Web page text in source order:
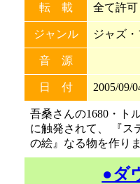
転 載 全て許可
ジャンル ジャズ
音 源
日 付 2005/09/
吾桑さんの1680・ト
に触発されて、 『ス
の絵』なる物を作り
●ダ